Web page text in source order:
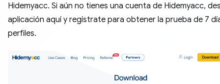
Hidemyacc. Si aún no tienes una cuenta de Hidemyacc,
aplicación aquí y regístrate para obtener la prueba de 7
perfiles.